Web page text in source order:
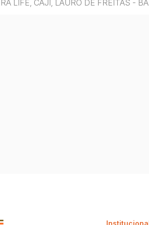
LIFE, CAJI, LAURO DE FREITAS - BA.